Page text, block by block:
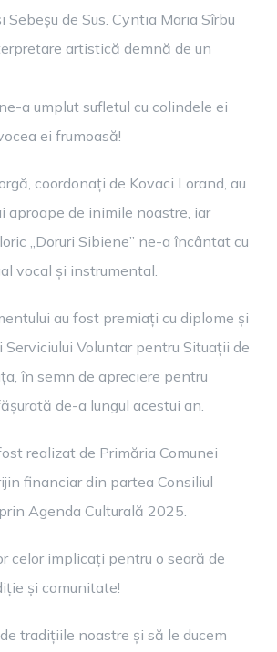
Sebeșu de Sus. Cyntia Maria Sîrbu
artistică demnă de un
a umplut sufletul cu colindele ei
ei frumoasă!
coordonați de Kovaci Lorand, au
aproape de inimile noastre, iar
„Doruri Sibiene” ne-a încântat cu
vocal și instrumental.
au fost premiați cu diplome și
Voluntar pentru Situații de
în semn de apreciere pentru
de-a lungul acestui an.
realizat de Primăria Comunei
financiar din partea Consiliul
Agenda Culturală 2025.
celor implicați pentru o seară de
și comunitate!
tradițiile noastre și să le ducem